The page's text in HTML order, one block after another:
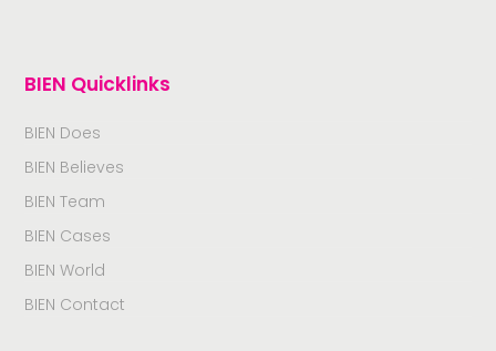
BIEN Quicklinks
BIEN Does
BIEN Believes
BIEN Team
BIEN Cases
BIEN World
BIEN Contact